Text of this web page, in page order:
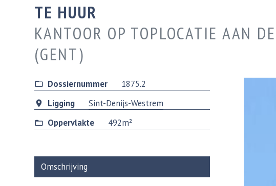
TE HUUR
KANTOOR OP TOPLOCATIE AAN
(GENT)
Dossiernummer
1875.2
Ligging
Sint-Denijs-Westrem
Oppervlakte
492m²
Omschrijving